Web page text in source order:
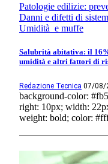
Patologie edilizie:
Danni e difetti di
Umidità e muffe
Salubrità abitativa: il
umidità e altri fattori di
Redazione Tecnica 07/08/
background-color:
right: 10px; width:
weight: bold; color: